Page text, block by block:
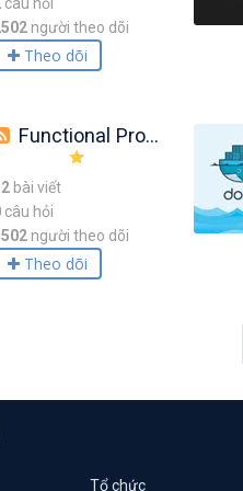
người theo dõi
Theo dõi
Functional Programming
bài viết
câu hỏi
người theo dõi
Theo dõi
Tổ chức